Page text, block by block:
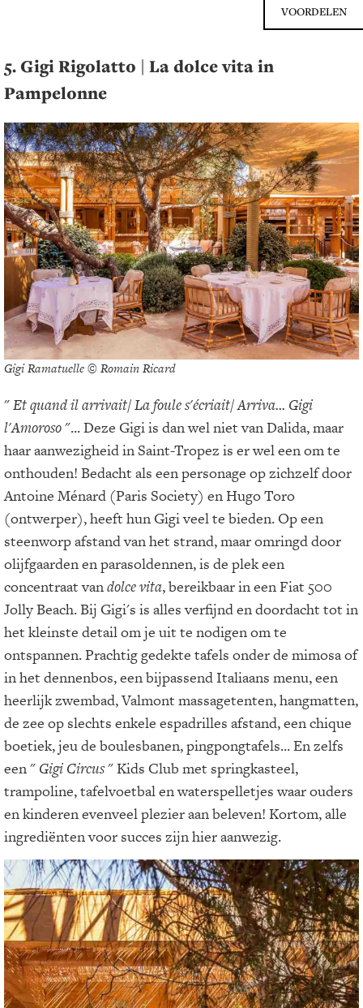
VOORDELEN
5. Gigi Rigolatto | La dolce vita in
Pampelonne
Gigi Ramatuelle © Romain Ricard
"Et quand il arrivait/ La foule s'écriait/ Arriva... Gigi
l'Amoroso"... Deze Gigi is dan wel niet van Dalida, maar
haar aanwezigheid in Saint-Tropez is er wel een om te
onthouden! Bedacht als een personage op zichzelf door
Antoine Ménard (Paris Society) en Hugo Toro
(ontwerper), heeft hun Gigi veel te bieden. Op een
steenworp afstand van het strand, maar omringd door
olijfgaarden en parasoldennen, is de plek een
concentraat vandolce vita, bereikbaar in een Fiat 500
Jolly Beach. Bij Gigi's is alles verfijnd en doordacht tot in
het kleinste detail om je uit te nodigen om te
ontspannen. Prachtig gedekte tafels onder de mimosa of
in het dennenbos, een bijpassend Italiaans menu, een
heerlijk zwembad, Valmont massagetenten, hangmatten,
de zee op slechts enkele espadrilles afstand, een chique
boetiek, jeu de boulesbanen, pingpongtafels... En zelfs
een " Gigi Circus" Kids Club met springkasteel,
trampoline, tafelvoetbal en waterspelletjes waar ouders
en kinderen evenveel plezier aan beleven! Kortom, alle
ingrediënten voor succes zijn hier aanwezig.